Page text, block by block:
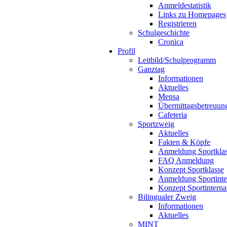
Anmeldestatistik
Links zu Homepages
Registrieren
Schulgeschichte
Cronica
Profil
Leitbild/Schulprogramm
Ganztag
Informationen
Aktuelles
Mensa
Cafeteria
Sportzweig
Aktuelles
Fakten & Köpfe
Anmeldung
FAQ Anmeldung
Konzept Sportklasse
Anmeldung
Konzept
Bilingualer Zweig
Informationen
Aktuelles
MINT